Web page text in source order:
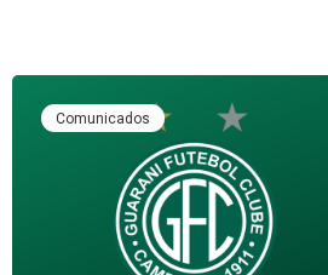
Comunicados